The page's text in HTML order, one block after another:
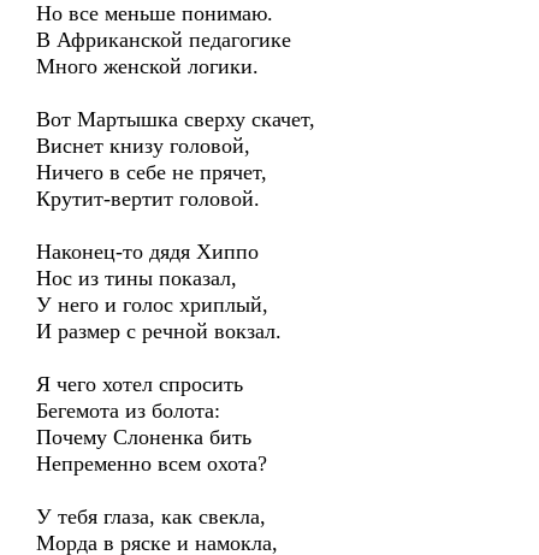
Но все меньше понимаю.
В Африканской педагогике
Много женской логики.
Вот Мартышка сверху скачет,
Виснет книзу головой,
Ничего в себе не прячет,
Крутит-вертит головой.
Наконец-то дядя Хиппо
Нос из тины показал,
У него и голос хриплый,
И размер с речной вокзал.
Я чего хотел спросить
Бегемота из болота:
Почему Слоненка бить
Непременно всем охота?
У тебя глаза, как свекла,
Морда в ряске и намокла,